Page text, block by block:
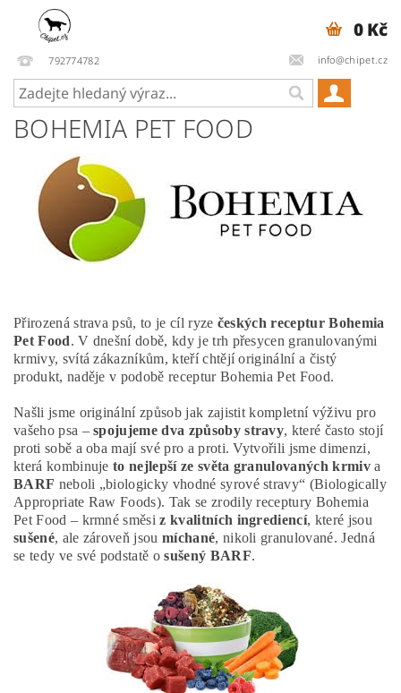
792774782 info@chipet.cz
0 Kč
BOHEMIA PET FOOD
Přirozená strava psů, to je cíl ryze českých receptur Bohemia
Pet Food. V dnešní době, kdy je trh přesycen granulovanými
krmivy, svítá zákazníkům, kteří chtějí originální a čistý
produkt, naděje v podobě receptur Bohemia Pet Food.
Našli jsme originální způsob jak zajistit kompletní výživu pro
vašeho psa –spojujeme dva způsoby stravy, které často stojí
proti sobě a oba mají své pro a proti. Vytvořili jsme dimenzi,
která kombinujeto nejlepší ze světa granulovaných krmiva
BARF neboli „biologicky vhodné syrové stravy“ (Biologically
Appropriate Raw Foods). Tak se zrodily receptury Bohemia
Pet Food – krmné směsiz kvalitních ingrediencí, které jsou
sušené, ale zároveň jsou míchané, nikoli granulované. Jedná
se tedy ve své podstatě osušený BARF.